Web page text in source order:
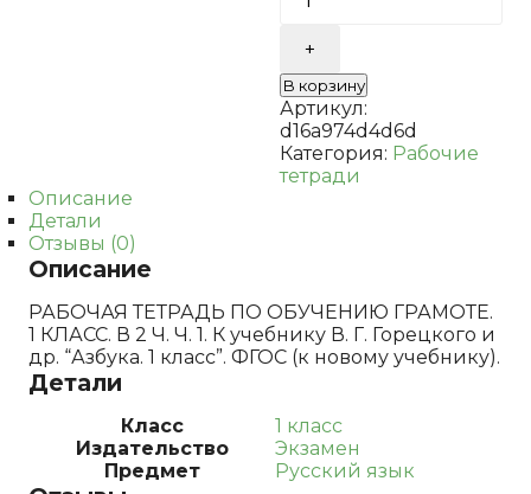
ОБУЧЕНИЮ
ГРАМОТЕ.
1
КЛ.
ГОРЕЦКИЙ.
Ч.1.
В корзину
Артикул:
d16a974d4d6d
Категория: Рабочие
тетради
Описание
Детали
Отзывы (0)
Описание
РАБОЧАЯ ТЕТРАДЬ ПО ОБУЧЕНИЮ ГРАМОТЕ.
1 КЛАСС. В 2 Ч. Ч. 1. К учебнику В. Г. Горецкого и
др. “Азбука. 1 класс”. ФГОС (к новому учебнику).
Детали
Класс
1 класс
Издательство
Экзамен
Предмет
Русский язык